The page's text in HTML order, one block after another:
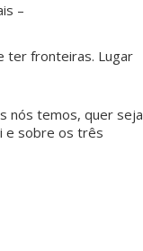
–
ter fronteiras. Lugar
nós temos, quer seja
e sobre os três